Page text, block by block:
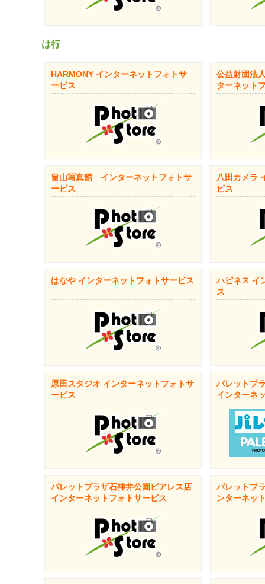
は行
HARMONY インターネットフォトサ
ービス
公益財団法
ターネット
畠山写真館 インターネットフォトサ
ービス
八田カメラ
ビス
はなや インターネットフォトサービス
ハピネス イ
ス
原田スタジオ インターネットフォトサ
ービス
パレットプ
インターネ
パレットプラザ石神井公園ピアレス店
インターネットフォトサービス
パレットプ
ンターネッ